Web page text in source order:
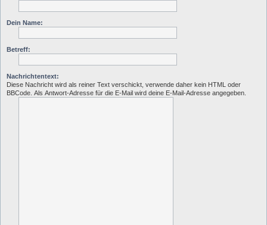
Dein Name:
Betreff:
Nachrichtentext:
Diese Nachricht wird als reiner Text verschickt, verwende daher kein HTML oder
BBCode. Als Antwort-Adresse für die E-Mail wird deine E-Mail-Adresse angegeben.